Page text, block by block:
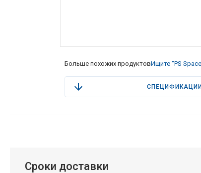
Больше похожих продуктовИщите "PS
Сроки доставки